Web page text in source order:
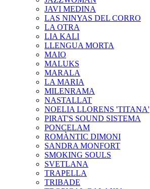
JAVI MEDINA
LAS NINYAS DEL CORRO
LA OTRA
LIA KALI
LLENGUA MORTA
MAIO
MALUKS
MARALA
LA MARIA
MILENRAMA
NASTALLAT
NOELIA LLORENS 'TITANA'
PIRAT'S SOUND SISTEMA
PONCELAM
ROMÀNTIC DIMONI
SANDRA MONFORT
SMOKING SOULS
SVETLANA
TRAPELLA
TRIBADE